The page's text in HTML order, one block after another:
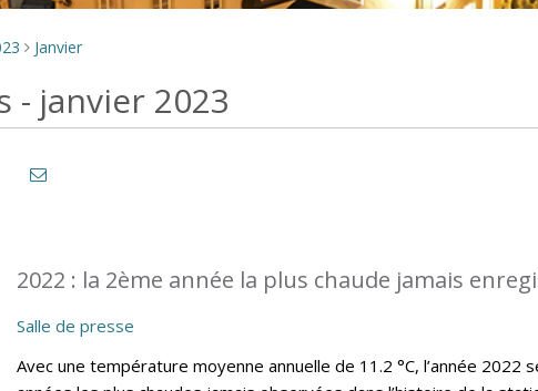
> Janvier
- janvier 2023
2022 : la 2ème année la plus chaude jamais
Salle de presse
Avec une température moyenne annuelle de 11.2 °C, l’année 2022